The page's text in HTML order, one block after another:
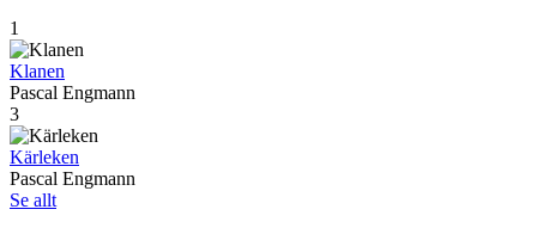
1
Klanen
Pascal Engmann
3
Kärleken
Pascal Engmann
Se allt